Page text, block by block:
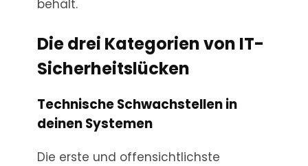
behält.
Die drei Kategorien von IT-
Sicherheitslücken
Technische Schwachstellen in
deinen Systemen
Die erste und offensichtlichste